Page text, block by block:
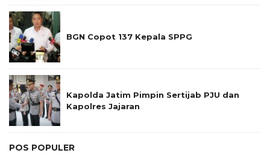
BGN Copot 137 Kepala SPPG
Kapolda Jatim Pimpin Sertijab PJU dan
Kapolres Jajaran
POS POPULER